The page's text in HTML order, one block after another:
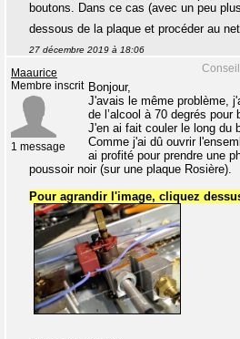
boutons. Dans ce cas (avec un peu
dessous de la plaque et procéder au
27 décembre 2019 à 18:06
Maaurice
Membre inscrit
1 message
Bonjour,
J'avais le même problème,
de l’alcool à 70 degrés
J'en ai fait couler le long du
Comme j'ai dû ouvrir
ai profité pour prendre une
poussoir noir (sur une plaque Rosière).
Pour agrandir l'image, cliquez